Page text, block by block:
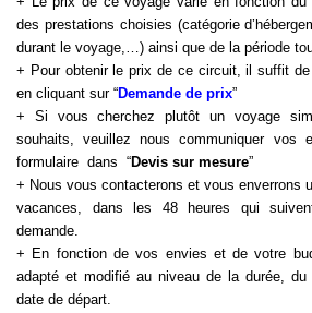
des prestations choisies (catégorie
durant le voyage,…) ainsi que de la période
+ Pour obtenir le prix de ce circuit, il suffit
en cliquant sur “Demande de prix”
+ Si vous cherchez plutôt un voyage
souhaits, veuillez nous communiquer vos
formulaire dans “Devis sur mesure”
+ Nous vous contacterons et vous enverrons
vacances, dans les 48 heures qui
demande.
+ En fonction de vos envies et de votre
adapté et modifié au niveau de la durée,
date de départ.